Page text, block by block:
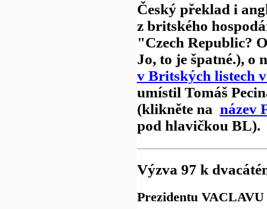
Český překlad i
z britského
"Czech Republic?
Jo, to je špatné.), o
v Britských listech
umístil Tomáš
(klikněte na název
pod hlavičkou BL).
Výzva 97 k
Prezidentu